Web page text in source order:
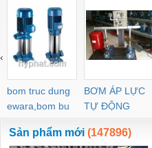
bom truc dung
ewara,bom bu
ewara
BƠM ÁP LỰC
TỰ ĐỘNG
‹
Sản phẩm mới (147896)